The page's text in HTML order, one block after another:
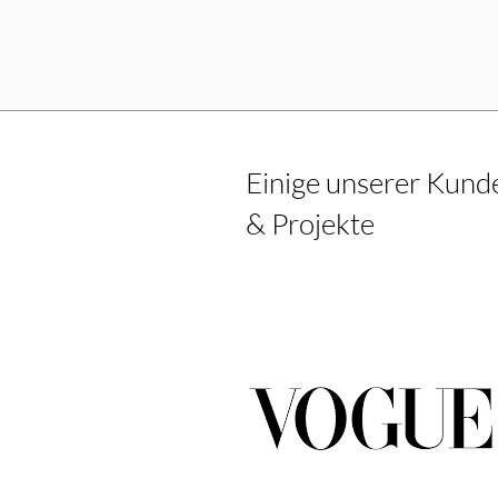
Einige unserer
& Projekte